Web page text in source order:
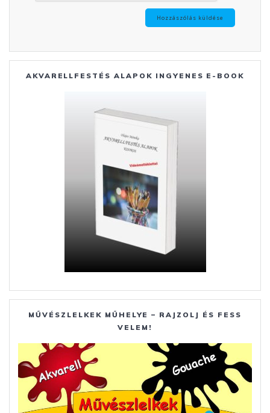
AKVARELLFESTÉS ALAPOK INGYENES E-BOOK
MŰVÉSZLELKEK MŰHELYE – RAJZOLJ ÉS FESS
VELEM!